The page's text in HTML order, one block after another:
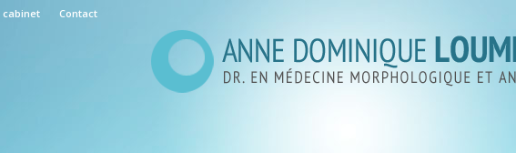
cabinet Contact